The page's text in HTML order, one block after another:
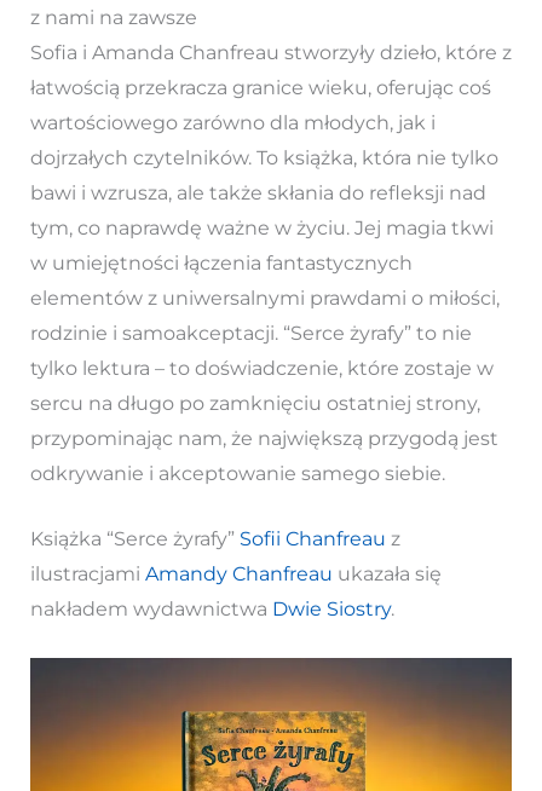
z nami na zawsze
Sofia i Amanda Chanfreau stworzyły dzieło, które z
łatwością przekracza granice wieku, oferując coś
wartościowego zarówno dla młodych, jak i
dojrzałych czytelników. To książka, która nie tylko
bawi i wzrusza, ale także skłania do refleksji nad
tym, co naprawdę ważne w życiu. Jej magia tkwi
w umiejętności łączenia fantastycznych
elementów z uniwersalnymi prawdami o miłości,
rodzinie i samoakceptacji. “Serce żyrafy” to nie
tylko lektura – to doświadczenie, które zostaje w
sercu na długo po zamknięciu ostatniej strony,
przypominając nam, że największą przygodą jest
odkrywanie i akceptowanie samego siebie.
Książka “Serce żyrafy” Sofii Chanfreau z
ilustracjami Amandy Chanfreau ukazała się
nakładem wydawnictwa Dwie Siostry.